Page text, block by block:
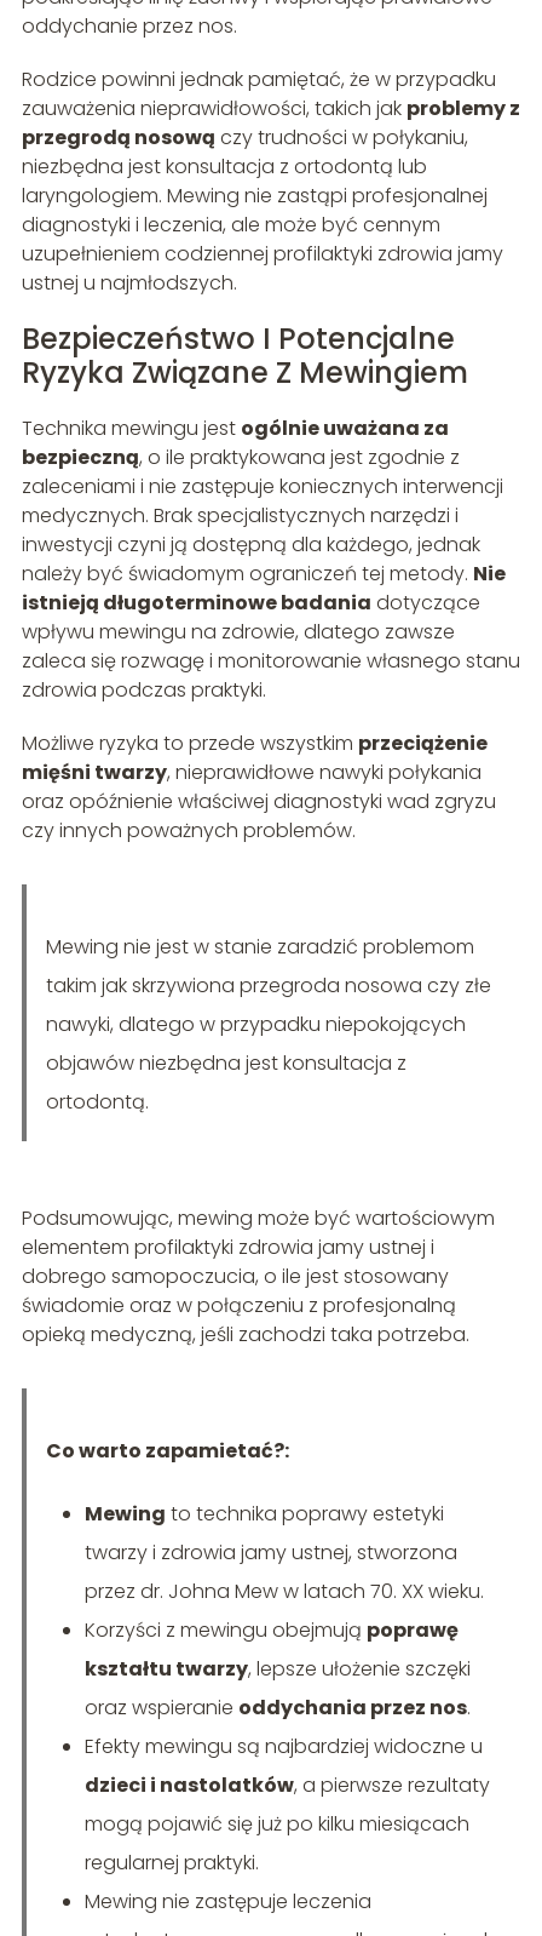
oddychanie przez nos.
Rodzice powinni jednak pamiętać, że w przypadku
zauważenia nieprawidłowości, takich jak problemy z
przegrodą nosową czy trudności w połykaniu,
niezbędna jest konsultacja z ortodontą lub
laryngologiem. Mewing nie zastąpi profesjonalnej
diagnostyki i leczenia, ale może być cennym
uzupełnieniem codziennej profilaktyki zdrowia jamy
ustnej u najmłodszych.
Bezpieczeństwo I Potencjalne
Ryzyka Związane Z Mewingiem
Technika mewingu jest ogólnie uważana za
bezpieczną, o ile praktykowana jest zgodnie z
zaleceniami i nie zastępuje koniecznych interwencji
medycznych. Brak specjalistycznych narzędzi i
inwestycji czyni ją dostępną dla każdego, jednak
należy być świadomym ograniczeń tej metody. Nie
istnieją długoterminowe badania dotyczące
wpływu mewingu na zdrowie, dlatego zawsze
zaleca się rozwagę i monitorowanie własnego stanu
zdrowia podczas praktyki.
Możliwe ryzyka to przede wszystkim przeciążenie
mięśni twarzy, nieprawidłowe nawyki połykania
oraz opóźnienie właściwej diagnostyki wad zgryzu
czy innych poważnych problemów.
Mewing nie jest w stanie zaradzić problemom
takim jak skrzywiona przegroda nosowa czy złe
nawyki, dlatego w przypadku niepokojących
objawów niezbędna jest konsultacja z
ortodontą.
Podsumowując, mewing może być wartościowym
elementem profilaktyki zdrowia jamy ustnej i
dobrego samopoczucia, o ile jest stosowany
świadomie oraz w połączeniu z profesjonalną
opieką medyczną, jeśli zachodzi taka potrzeba.
Co warto zapamietać?:
Mewing to technika poprawy estetyki
twarzy i zdrowia jamy ustnej, stworzona
przez dr. Johna Mew w latach 70. XX wieku.
Korzyści z mewingu obejmują poprawę
kształtu twarzy, lepsze ułożenie szczęki
oraz wspieranie oddychania przez nos.
Efekty mewingu są najbardziej widoczne u
dzieci i nastolatków, a pierwsze rezultaty
mogą pojawić się już po kilku miesiącach
regularnej praktyki.
Mewing nie zastępuje leczenia